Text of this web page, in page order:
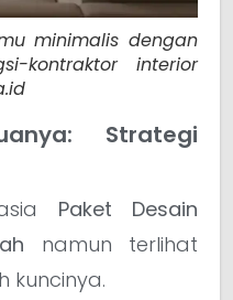
minimalis dengan
kontraktor interior
Strategi
Paket Desain
namun terlihat
kuncinya.